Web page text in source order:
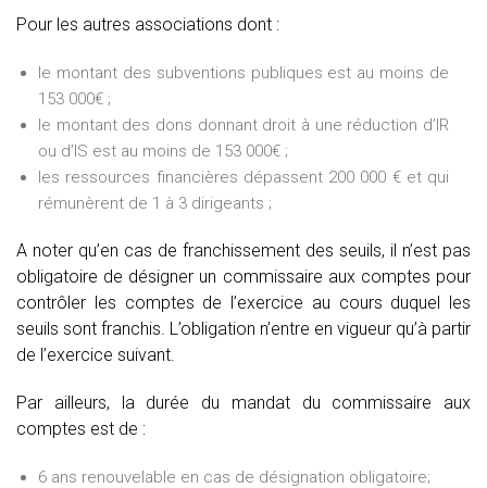
Pour les autres associations dont :
le montant des subventions publiques est au moins de
153 000€ ;
le montant des dons donnant droit à une réduction d’IR
ou d’IS est au moins de 153 000€ ;
les ressources financières dépassent 200 000 € et qui
rémunèrent de 1 à 3 dirigeants ;
A noter qu’en cas de franchissement des seuils, il n’est pas
obligatoire de désigner un commissaire aux comptes pour
contrôler les comptes de l’exercice au cours duquel les
seuils sont franchis. L’obligation n’entre en vigueur qu’à partir
de l’exercice suivant.
Par ailleurs, la durée du mandat du commissaire aux
comptes est de :
6 ans renouvelable en cas de désignation obligatoire;